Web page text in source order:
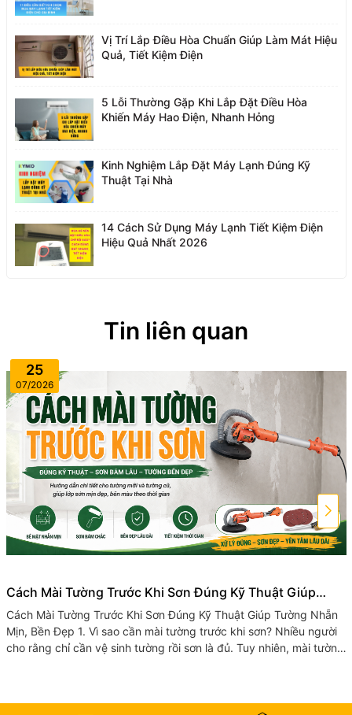
Vị Trí Lắp Điều Hòa Chuẩn Giúp Làm Mát Hiệu
Quả, Tiết Kiệm Điện
5 Lỗi Thường Gặp Khi Lắp Đặt Điều Hòa
Khiến Máy Hao Điện, Nhanh Hỏng
Kinh Nghiệm Lắp Đặt Máy Lạnh Đúng Kỹ
Thuật Tại Nhà
14 Cách Sử Dụng Máy Lạnh Tiết Kiệm Điện
Hiệu Quả Nhất 2026
Tin liên quan
25
07/2026
Cách Mài Tường Trước Khi Sơn Đúng Kỹ Thuật Giúp
Tường Nhẵn Mịn, Bền Đẹp
Cách Mài Tường Trước Khi Sơn Đúng Kỹ Thuật Giúp Tường Nhẵn
Mịn, Bền Đẹp 1. Vì sao cần mài tường trước khi sơn? Nhiều người
cho rằng chỉ cần vệ sinh tường rồi sơn là đủ. Tuy nhiên, mài tường